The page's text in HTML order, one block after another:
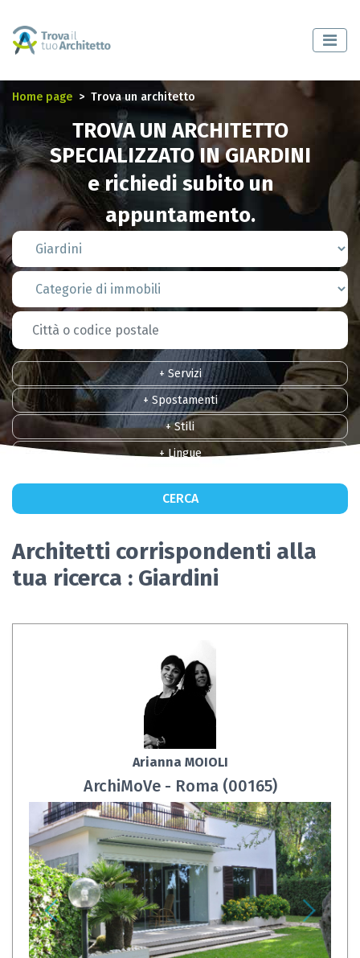
Home page Trova un architetto
TROVA UN ARCHITETTO
SPECIALIZZATO IN GIARDINI
e richiedi subito un
appuntamento.
+ Servizi
+ Spostamenti
+ Stili
+ Lingue
CERCA
Architetti corrispondenti alla
tua ricerca : Giardini
Arianna MOIOLI
ArchiMoVe - Roma (00165)